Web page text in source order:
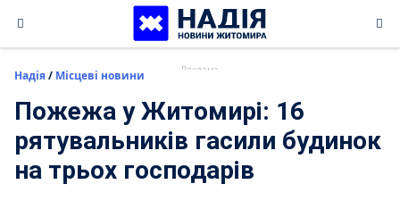
content
Надія/ Місцеві новини
Пожежа у Житомирі: 16
рятувальників гасили будинок
на трьох господарів